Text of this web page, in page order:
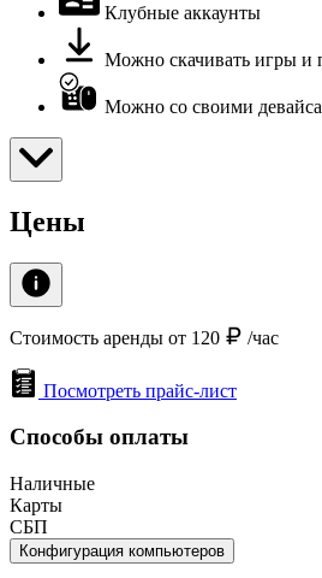
Клубные аккаунты
Можно скачивать игры и
Можно со своими
Цены
Стоимость аренды от 120 /час
Посмотреть прайс-лист
Способы оплаты
Наличные
Карты
СБП
Конфигурация компьютеров